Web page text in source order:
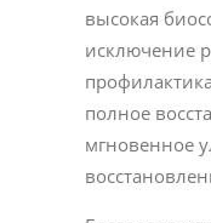
высокая
исключение
полное
мгновенное